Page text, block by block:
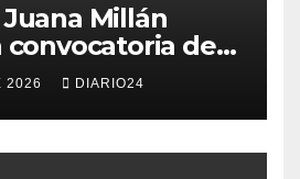
Juana Millán
convocatoria de
mujeres
2026 DIARIO24